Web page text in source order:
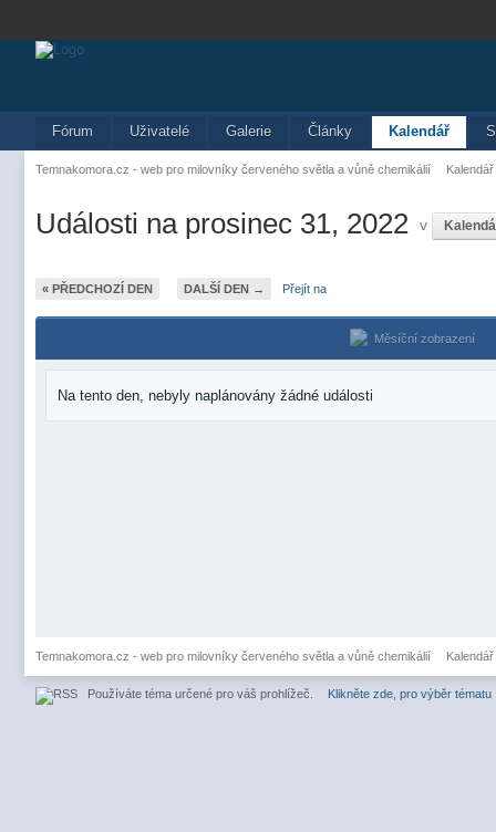
Fórum Uživatelé Galerie Články Kalendář
Temnakomora.cz - web pro milovníky červeného světla a vůně chemikálií Kalendář
Události na prosinec 31, 2022 v
« PŘEDCHOZÍ DEN DALŠÍ DEN → Přejít na
Měsíční zobrazení
Na tento den, nebyly naplánovány žádné události
Temnakomora.cz - web pro milovníky červeného světla a vůně chemikálií Kalendář
Používáte téma určené pro váš prohlížeč. Klikněte zde, pro výběr tématu